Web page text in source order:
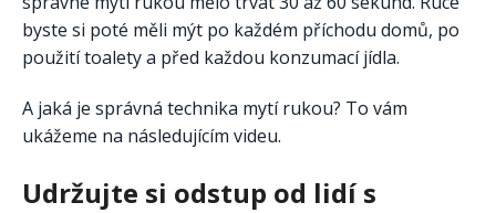
byste si poté měli mýt po každém příchodu domů, po
použití toalety a před každou konzumací jídla.
A jaká je správná technika mytí rukou? To vám
ukážeme na následujícím videu.
Udržujte si odstup od lidí s